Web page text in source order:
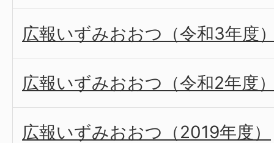
広報いずみおおつ（令和3年度
広報いずみおおつ（令和2年度
広報いずみおおつ（2019年度）